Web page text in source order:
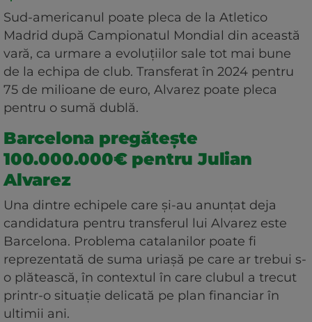
Sud-americanul poate pleca de la Atletico
Madrid după Campionatul Mondial din această
vară, ca urmare a evoluțiilor sale tot mai bune
de la echipa de club. Transferat în 2024 pentru
75 de milioane de euro, Alvarez poate pleca
pentru o sumă dublă.
Barcelona pregătește
100.000.000€ pentru Julian
Alvarez
Una dintre echipele care și-au anunțat deja
candidatura pentru transferul lui Alvarez este
Barcelona. Problema catalanilor poate fi
reprezentată de suma uriașă pe care ar trebui s-
o plătească, în contextul în care clubul a trecut
printr-o situație delicată pe plan financiar în
ultimii ani.